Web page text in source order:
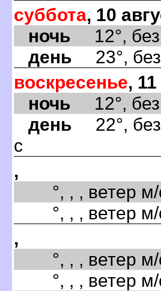
суббота, 10
ночь 12°, без
день 23°, без
воскресенье,
ночь 12°, без
день 22°, без
с
,
°, , , ветер м/
°, , , ветер м/
,
°, , , ветер м/
°, , , ветер м/